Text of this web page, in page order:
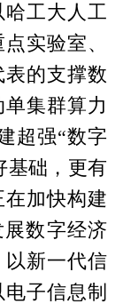
工大人工
实验室、
的支撑数
集群算力
超强“数字
基础，更有
加快构建
展数字经济
以新一代信
子信息制